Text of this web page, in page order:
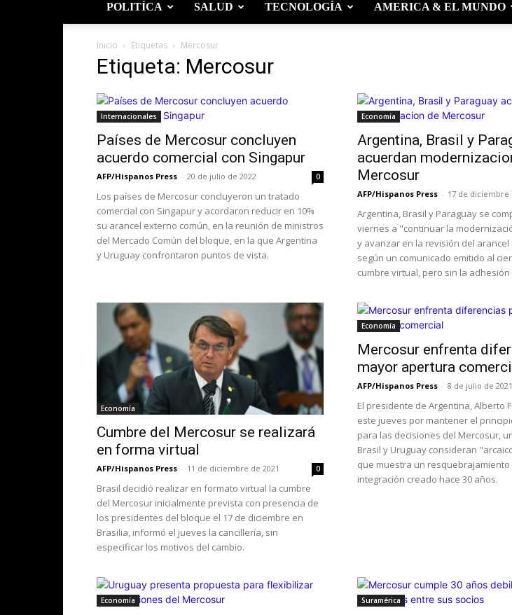
POLITÍCA SALUD TECNOLOGÍA AMERICA & EL MUNDO
Inicio Etiquetas Mercosur
Etiqueta: Mercosur
Internacionales
Países de Mercosur concluyen
acuerdo comercial con Singapur
AFP/Hispanos Press - 20 de julio de 2022 0
Los países de Mercosur concluyeron un tratado
comercial con Singapur y acordaron reducir en 10%
su arancel externo común, en la reunión de ministros
del Mercado Común del bloque, en la que Argentina
y Uruguay confrontaron puntos de vista.
Economía
Argentina, Brasil y
acuerdan
Mercosur
AFP/Hispanos Press - 17 de diciembre
Argentina, Brasil y Paraguay se
viernes a "continuar la
y avanzar en la revisión del
según un comunicado emitido al
cumbre virtual, pero sin la adhesión
Economía
Cumbre del Mercosur se realizará
en forma virtual
AFP/Hispanos Press - 11 de diciembre de 2021 0
Brasil decidió realizar en formato virtual la cumbre
del Mercosur inicialmente prevista con presencia de
los presidentes del bloque el 17 de diciembre en
Brasilia, informó el jueves la cancillería, sin
especificar los motivos del cambio.
Economía
Mercosur enfrenta
mayor apertura
AFP/Hispanos Press - 8 de julio de 2021
El presidente de Argentina, Alberto
este jueves por mantener el
para las decisiones del Mercosur,
Brasil y Uruguay consideran
que muestra un
integración creado hace 30 años.
Economía Suramérica